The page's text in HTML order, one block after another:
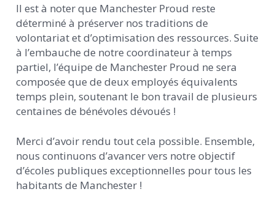
Il est à noter que Manchester Proud reste
déterminé à préserver nos traditions de
volontariat et d’optimisation des ressources. Suite
à l’embauche de notre coordinateur à temps
partiel, l’équipe de Manchester Proud ne sera
composée que de deux employés équivalents
temps plein, soutenant le bon travail de plusieurs
centaines de bénévoles dévoués !
Merci d’avoir rendu tout cela possible. Ensemble,
nous continuons d’avancer vers notre objectif
d’écoles publiques exceptionnelles pour tous les
habitants de Manchester !